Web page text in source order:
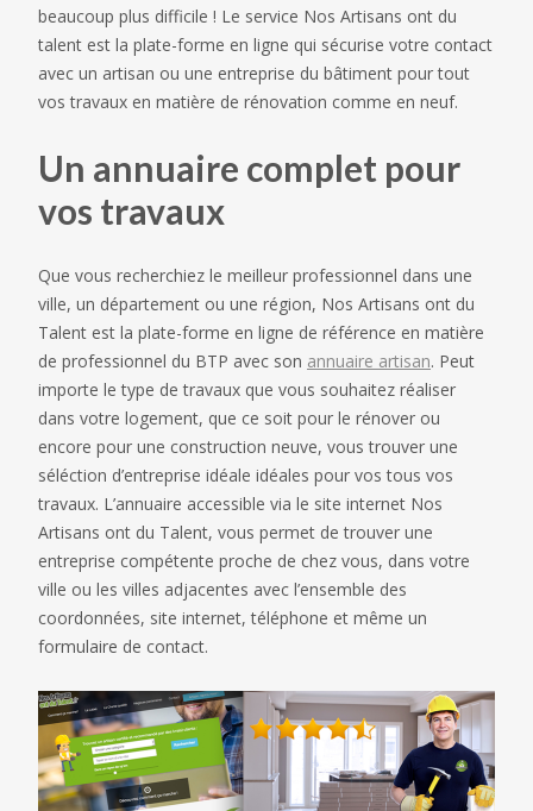
beaucoup plus difficile ! Le service Nos Artisans ont du
talent est la plate-forme en ligne qui sécurise votre contact
avec un artisan ou une entreprise du bâtiment pour tout
vos travaux en matière de rénovation comme en neuf.
Un annuaire complet pour
vos travaux
Que vous recherchiez le meilleur professionnel dans une
ville, un département ou une région, Nos Artisans ont du
Talent est la plate-forme en ligne de référence en matière
de professionnel du BTP avec son annuaire artisan. Peut
importe le type de travaux que vous souhaitez réaliser
dans votre logement, que ce soit pour le rénover ou
encore pour une construction neuve, vous trouver une
séléction d’entreprise idéale idéales pour vos tous vos
travaux. L’annuaire accessible via le site internet Nos
Artisans ont du Talent, vous permet de trouver une
entreprise compétente proche de chez vous, dans votre
ville ou les villes adjacentes avec l’ensemble des
coordonnées, site internet, téléphone et même un
formulaire de contact.